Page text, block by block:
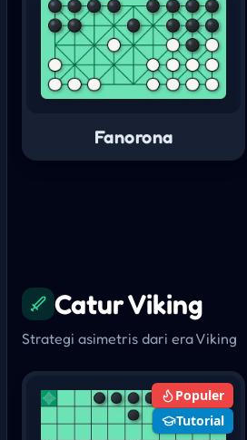
Fanorona
Catur Viking
Strategi asimetris dari era Viking
Populer
Tutorial